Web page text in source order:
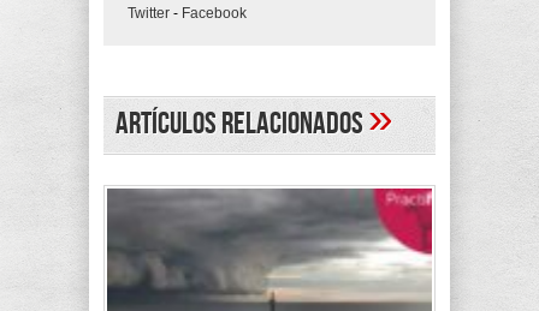
Twitter - Facebook
Artículos Relacionados»